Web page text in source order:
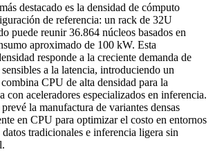
destacado es la densidad de cómputo
de referencia: un rack de 32U
puede reunir 36.864 núcleos basados en
aproximado de 100 kW. Esta
responde a la creciente demanda de
a la latencia, introduciendo un
CPU de alta densidad para la
con aceleradores especializados en inferencia.
la manufactura de variantes densas
en CPU para optimizar el costo en entornos
tradicionales e inferencia ligera sin